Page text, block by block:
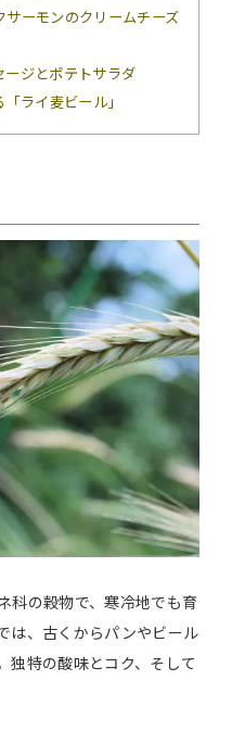
ーモンのクリームチーズ
ージとポテトサラダ
ライ麦ビール」
科の穀物で、寒冷地でも育
は、古くからパンやビール
独特の酸味とコク、そして